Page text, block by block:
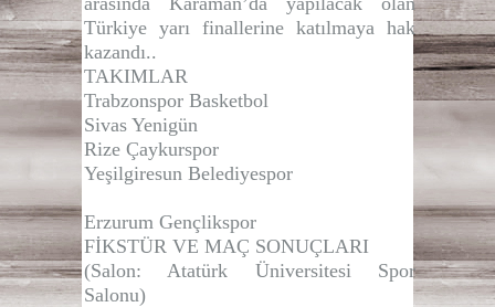
Türkiye yarı finallerine katılmaya hak
kazandı..
TAKIMLAR
Trabzonspor Basketbol
Sivas Yenigün
Rize Çaykurspor
Yeşilgiresun Belediyespor
Erzurum Gençlikspor
FİKSTÜR VE MAÇ SONUÇLARI
(Salon: Atatürk Üniversitesi Spor
Salonu)